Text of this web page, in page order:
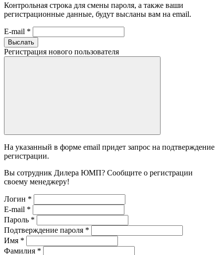
Контрольная строка для смены пароля, а также ваши
регистрационные данные, будут высланы вам на email.
E-mail *
Выслать
Регистрация нового пользователя
На указанный в форме email придет запрос на подтверждение
регистрации.
Вы сотрудник Дилера ЮМП? Сообщите о регистрации
своему менеджеру!
Логин *
E-mail *
Пароль *
Подтверждение пароля *
Имя *
Фамилия *